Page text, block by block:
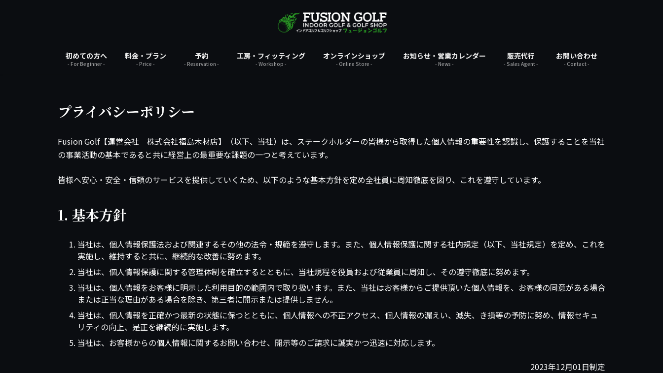
初めての方へ
- For Beginner -
料金・プラン
- Price -
予約
- Reservation -
工房・フィッティング
- Workshop -
オンラインショップ
- Online Store -
お知らせ・営業カレンダー
- News -
販売代行
- Sales Agent -
お問い合わせ
- Contact -
プライバシーポリシー
Fusion Golf【運営会社 株式会社福島木材店】（以下、当社）は、ステークホルダーの皆様から取得した個人情報の重要性を認識し、保護することを当社
の事業活動の基本であると共に経営上の最重要な課題の一つと考えています。
皆様へ安心・安全・信頼のサービスを提供していくため、以下のような基本方針を定め全社員に周知徹底を図り、これを遵守しています。
1. 基本方針
当社は、個人情報保護法および関連するその他の法令・規範を遵守します。また、個人情報保護に関する社内規定（以下、当社規定）を定め、これを
実施し、維持すると共に、継続的な改善に努めます。
当社は、個人情報保護に関する管理体制を確立するとともに、当社規程を役員および従業員に周知し、その遵守徹底に努めます。
当社は、個人情報をお客様に明示した利用目的の範囲内で取り扱います。また、当社はお客様からご提供頂いた個人情報を、お客様の同意がある場合
または正当な理由がある場合を除き、第三者に開示または提供しません。
当社は、個人情報を正確かつ最新の状態に保つとともに、個人情報への不正アクセス、個人情報の漏えい、滅失、き損等の予防に努め、情報セキュ
リティの向上、是正を継続的に実施します。
当社は、お客様からの個人情報に関するお問い合わせ、開示等のご請求に誠実かつ迅速に対応します。
2023年12月01日制定